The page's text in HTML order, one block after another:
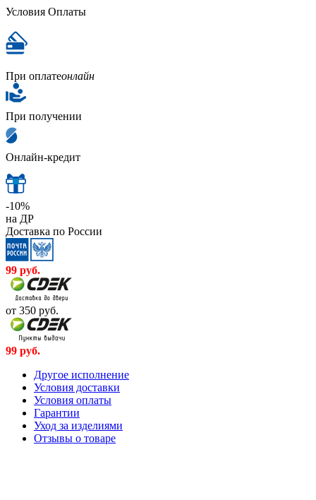
Условия Оплаты
При оплатеонлайн
При получении
Онлайн-кредит
-10%
на ДР
Доставка по России
99 руб.
от 350 руб.
99 руб.
Другое исполнение
Условия доставки
Условия оплаты
Гарантии
Уход за изделиями
Отзывы о товаре